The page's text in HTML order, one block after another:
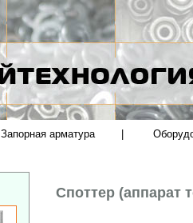
Запорная арматура
Споттер (аппарат